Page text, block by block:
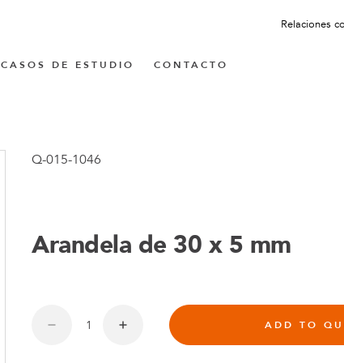
Relaciones
CASOS DE ESTUDIO CONTACTO
Q-015-1046
Arandela de 30 x 5 mm
ADD TO